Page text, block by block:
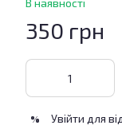
В наявності
350 грн
% Увійти для